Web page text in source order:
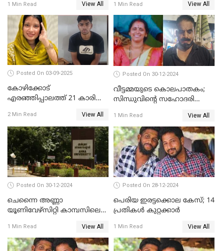
1 Min Read View All
സുപ്രീംകോടതിയിലേക്ക്
1 Min Read View All
Posted On 03-09-2025
കോഴിക്കോട്
എരഞ്ഞിപ്പാലത്ത് 21 കാരി
കൂടുതൽ അന്വേഷണത്തിന്
പൊലീസ്
2 Min Read View All
Posted On 30-12-2024
വീട്ടമ്മയുടെ കൊലപാതകം;
സിന്ധുവിന്റെ സഹോദരി
1 Min Read View All
Posted On 30-12-2024
ചെന്നൈ അണ്ണാ
യൂണിവേഴ്‌സിറ്റി കാമ്പസിലെ
കമ്മീഷന്‍ ഇന്ന്
യൂണിവേഴ്‌സിറ്റിയിലെത്തും
1 Min Read View All
Posted On 28-12-2024
പെരിയ ഇരട്ടക്കൊല കേസ്; 14
പ്രതികള്‍ കുറ്റക്കാര്‍
1 Min Read View All